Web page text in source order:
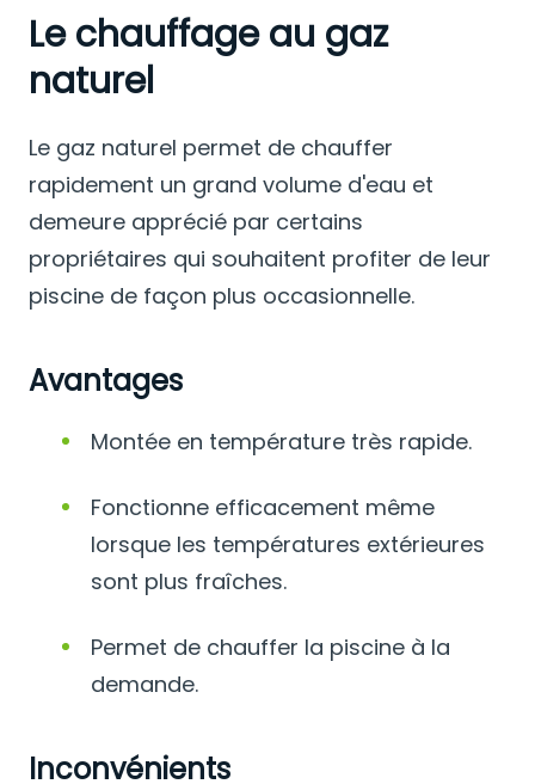
Le chauffage au gaz
naturel
Le gaz naturel permet de chauffer
rapidement un grand volume d'eau et
demeure apprécié par certains
propriétaires qui souhaitent profiter de leur
piscine de façon plus occasionnelle.
Avantages
Montée en température très rapide.
Fonctionne efficacement même
lorsque les températures extérieures
sont plus fraîches.
Permet de chauffer la piscine à la
demande.
Inconvénients